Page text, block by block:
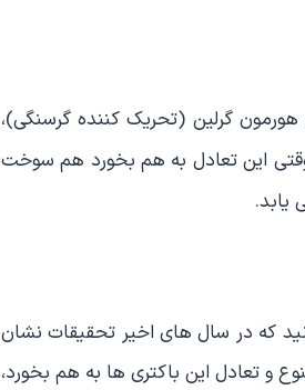
گرلین (تحریک کننده گرسنگی)،
این تعادل به هم بخورد هم سوخت
که در سال های اخیر تحقیقات نشان
و تعادل این باکتری ها به هم بخورد،